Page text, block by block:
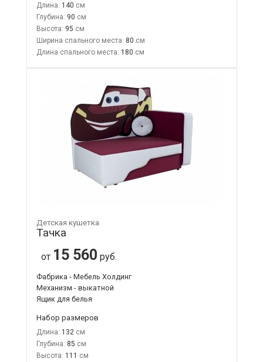
Длина: 140
Глубина: 90
Высота: 95
Ширина спального места: 80
Длина спального места: 180
Детская кушетка
Тачка
от 15 560 руб.
Фабрика - Мебель Холдинг
Механизм - выкатной
Ящик для белья
Набор размеров
Длина: 132
Глубина: 85
Высота: 111